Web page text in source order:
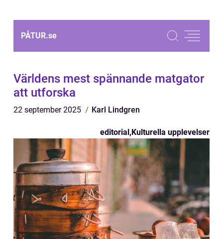
PÅTUR.se
Världens mest spännande matgator
att utforska
22 september 2025 Karl Lindgren
editorial,Kulturella upplevelser